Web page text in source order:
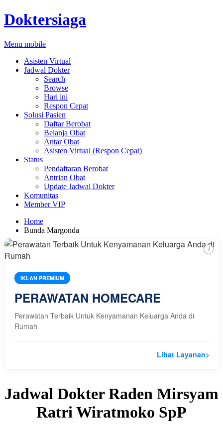
Doktersiaga
Menu mobile
Asisten Virtual
Jadwal Dokter
Search
Browse
Hari ini
Respon Cepat
Solusi Pasien
Daftar Berobat
Belanja Obat
Antar Obat
Asisten Virtual (Respon Cepat)
Status
Pendaftaran Berobat
Antrian Obat
Update Jadwal Dokter
Komunitas
Member VIP
Home
Bunda Margonda
IKLAN PREMIUM
PERAWATAN HOMECARE
Perawatan Terbaik Untuk Kenyamanan Keluarga Anda di
Rumah
Lihat Layanan>
i
Jadwal Dokter Raden Mirsyam
Ratri Wiratmoko SpP